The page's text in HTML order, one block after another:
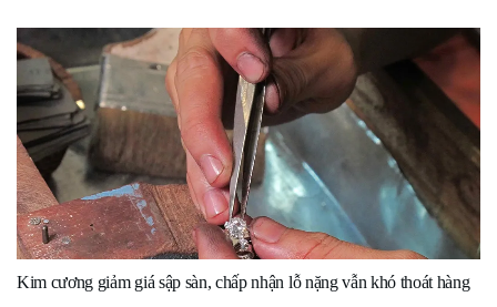
Kim cương giảm giá sập sàn, chấp nhận lỗ nặng vẫn khó thoát hàng